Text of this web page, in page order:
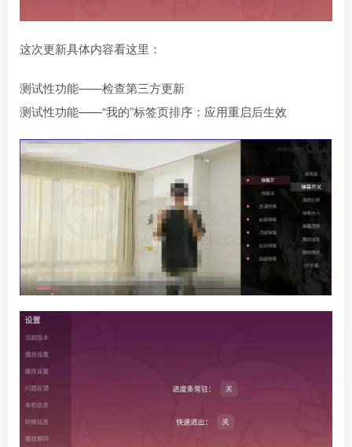
这次更新具体内容看这里：
测试性功能——检查第三方更新
测试性功能——“我的”标签页排序：应用重启后生效